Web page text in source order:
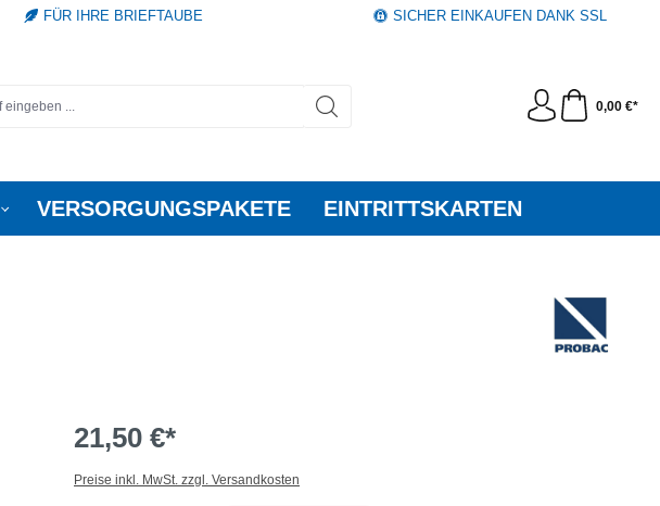
FÜR IHRE BRIEFTAUBE SICHER EINKAUFEN DANK SSL
0,00 €*
VERSORGUNGSPAKETE EINTRITTSKARTEN
21,50 €*
Preise inkl. MwSt. zzgl. Versandkosten